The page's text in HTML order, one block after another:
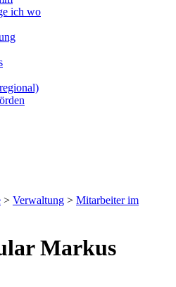
ich wo
> Verwaltung > Mitarbeiter im
Markus